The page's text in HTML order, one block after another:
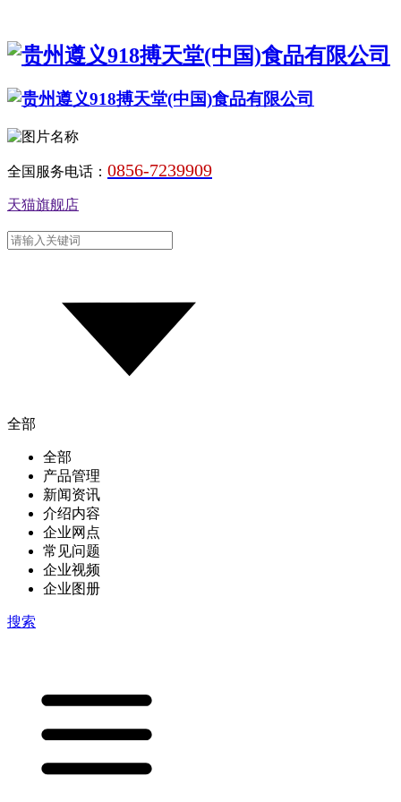
全国服务电话： 0856-7239909
天猫旗舰店
全部
全部
产品管理
新闻资讯
介绍内容
企业网点
常见问题
企业视频
企业图册
搜索